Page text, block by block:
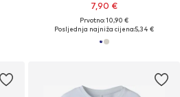
7,90 €
Prvotno: 10,90 €
Posljednja najniža cijena:5,34 €